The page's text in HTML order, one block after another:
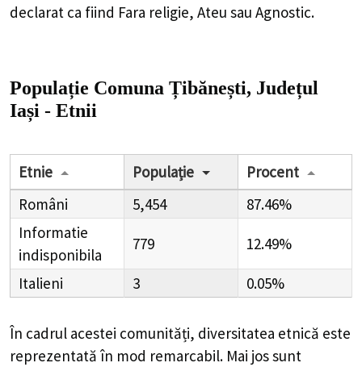
declarat ca fiind Fara religie, Ateu sau Agnostic.
Populație Comuna Țibănești, Județul
Iași - Etnii
Etnie Populație
Procent
Români
5,454
87.46%
Informatie
indisponibila
779 12.49%
Italieni 3 0.05%
În cadrul acestei comunități, diversitatea etnică este
reprezentată în mod remarcabil. Mai jos sunt